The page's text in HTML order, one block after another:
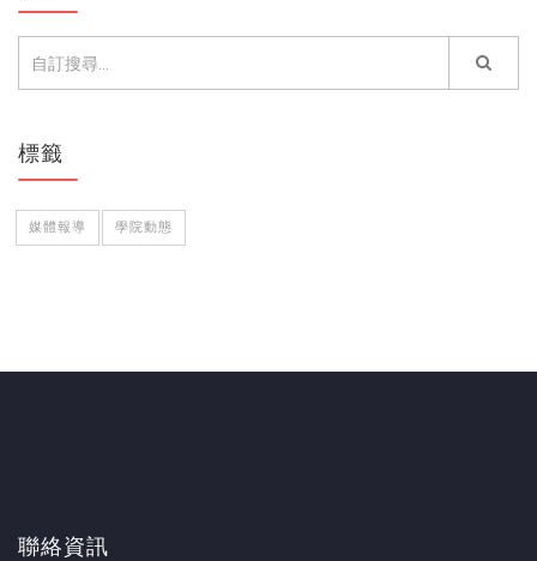
標籤
媒體報導 學院動態
聯絡資訊